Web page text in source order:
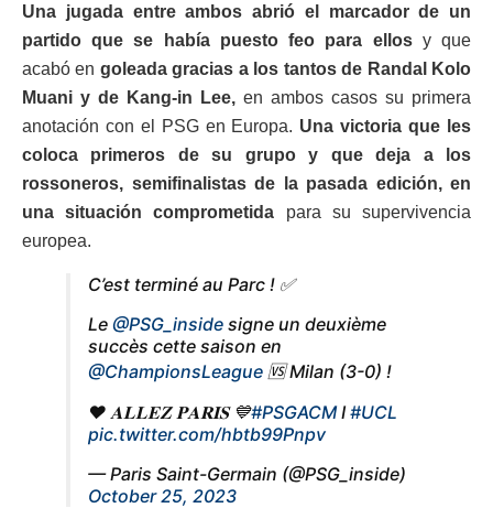
Una jugada entre ambos abrió el marcador de un
partido que se había puesto feo para ellosy que
acabó en goleada gracias a los tantos de Randal Kolo
Muani y de Kang-in Lee, en ambos casos su primera
anotación con el PSG en Europa. Una victoria que les
coloca primeros de su grupo y que deja a los
rossoneros, semifinalistas de la pasada edición, en
una situación comprometida para su supervivencia
europea.
C’est terminé au Parc ! ✅
Le @PSG_inside signe un deuxième
succès cette saison en
@ChampionsLeague 🆚 Milan (3-0) !
❤️ 𝐀𝐋𝐋𝐄𝐙 𝐏𝐀𝐑𝐈𝐒 💙#PSGACMI#UCL
pic.twitter.com/hbtb99Pnpv
— Paris Saint-Germain (@PSG_inside)
October 25, 2023